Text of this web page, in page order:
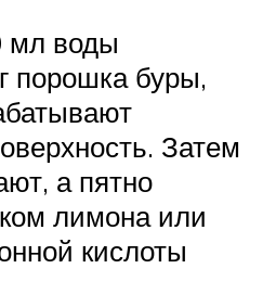
мл воды
порошка буры,
Затем
а пятно
лимона или
кислоты